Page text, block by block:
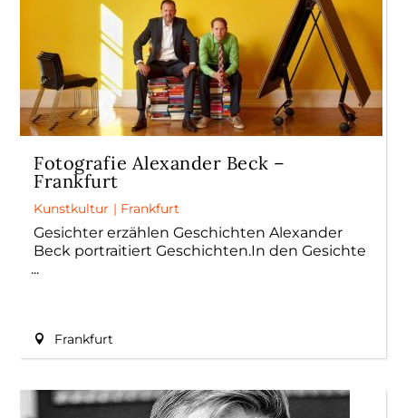
Fotografie Alexander Beck –
Frankfurt
Kunstkultur | Frankfurt
Gesichter erzählen Geschichten Alexander
Beck portraitiert Geschichten.In den Gesichte
Frankfurt